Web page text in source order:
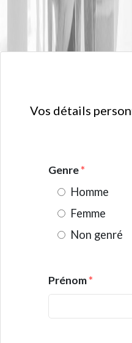
Vos détails
Genre*
Homme
Femme
Non genré
Prénom*